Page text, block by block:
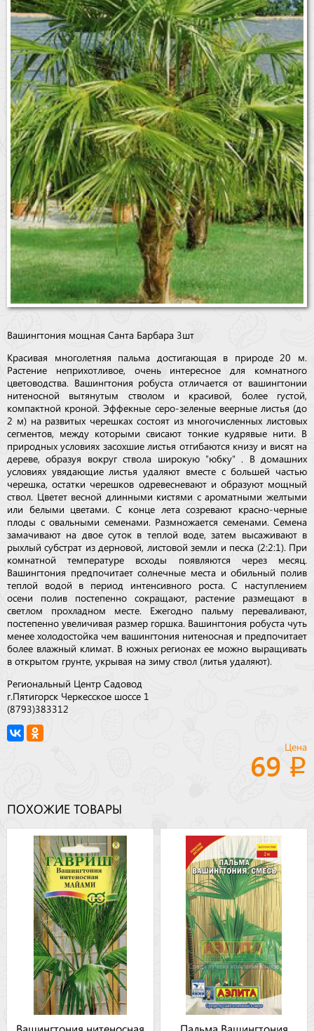
Вашингтония мощная Санта Барбара 3шт
Красивая многолетняя пальма достигающая в природе 20 м.
Растение неприхотливое, очень интересное для комнатного
цветоводства. Вашингтония робуста отличается от вашингтонии
нитеносной вытянутым стволом и красивой, более густой,
компактной кроной. Эффекные серо-зеленые веерные листья (до
2 м) на развитых черешках состоят из многочисленных листовых
сегментов, между которыми свисают тонкие кудрявые нити. В
природных условиях засохшие листья отгибаются книзу и висят на
дереве, образуя вокруг ствола широкую "юбку" . В домашних
условиях увядающие листья удаляют вместе с большей частью
черешка, остатки черешков одревесневают и образуют мощный
ствол. Цветет весной длинными кистями с ароматными желтыми
или белыми цветами. С конце лета созревают красно-черные
плоды с овальными семенами. Размножается семенами. Семена
замачивают на двое суток в теплой воде, затем высаживают в
рыхлый субстрат из дерновой, листовой земли и песка (2:2:1). При
комнатной температуре всходы появляются через месяц.
Вашингтония предпочитает солнечные места и обильный полив
теплой водой в период интенсивного роста. С наступлением
осени полив постепенно сокращают, растение размещают в
светлом прохладном месте. Ежегодно пальму переваливают,
постепенно увеличивая размер горшка. Вашингтония робуста чуть
менее холодостойка чем вашингтония нитеносная и предпочитает
более влажный климат. В южных регионах ее можно выращивать
в открытом грунте, укрывая на зиму ствол (литья удаляют).
Региональный Центр Садовод
г.Пятигорск Черкесское шоссе 1
(8793)383312
Цена
69
ПОХОЖИЕ ТОВАРЫ
Вашингтония нитеносная Пальма Вашингтония